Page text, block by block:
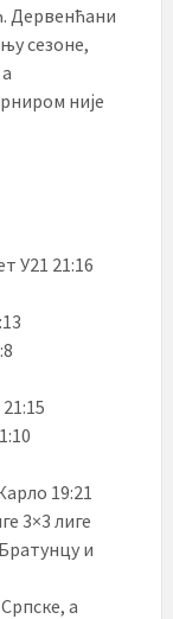
Дервенћани
сезоне,
није
У21 21:16
19:21
3×3 лиге
и
а